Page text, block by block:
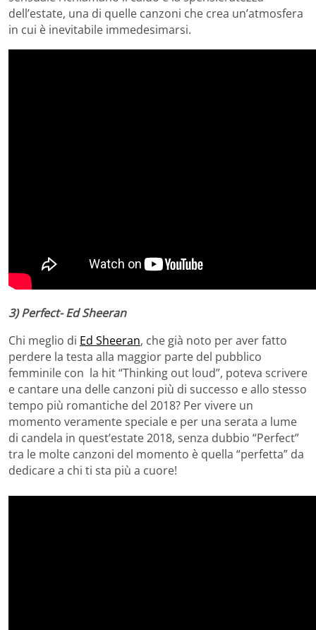
dell’estate, una di quelle canzoni che crea un’atmosfera
in cui è inevitabile immedesimarsi.
3) Perfect- Ed Sheeran
Chi meglio di Ed Sheeran, che già noto per aver fatto
perdere la testa alla maggior parte del pubblico
femminile con la hit “Thinking out loud”, poteva scrivere
e cantare una delle canzoni più di successo e allo stesso
tempo più romantiche del 2018? Per vivere un
momento veramente speciale e per una serata a lume
di candela in quest’estate 2018, senza dubbio “Perfect”
tra le molte canzoni del momento è quella “perfetta” da
dedicare a chi ti sta più a cuore!